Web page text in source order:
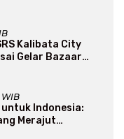
Kalibata City
Gelar Bazaar
WIB
Indonesia:
Merajut